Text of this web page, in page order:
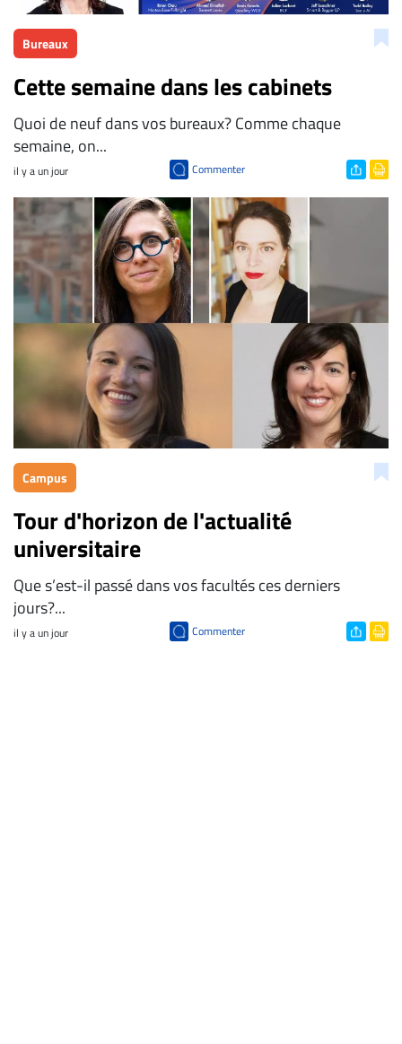
Bureaux
Cette semaine dans les cabinets
Quoi de neuf dans vos bureaux? Comme chaque
semaine, on...
il y a un jour Commenter
Campus
Tour d'horizon de l'actualité
universitaire
Que s’est-il passé dans vos facultés ces derniers
jours?...
il y a un jour Commenter